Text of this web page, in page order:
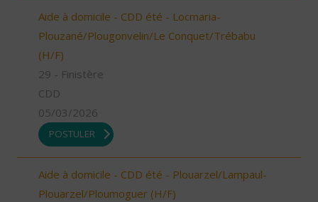
Aide à domicile - CDD été - Locmaria-
Plouzané/Plougonvelin/Le Conquet/Trébabu
(H/F)
29 - Finistère
CDD
05/03/2026
POSTULER
Aide à domicile - CDD été - Plouarzel/Lampaul-
Plouarzel/Ploumoguer (H/F)